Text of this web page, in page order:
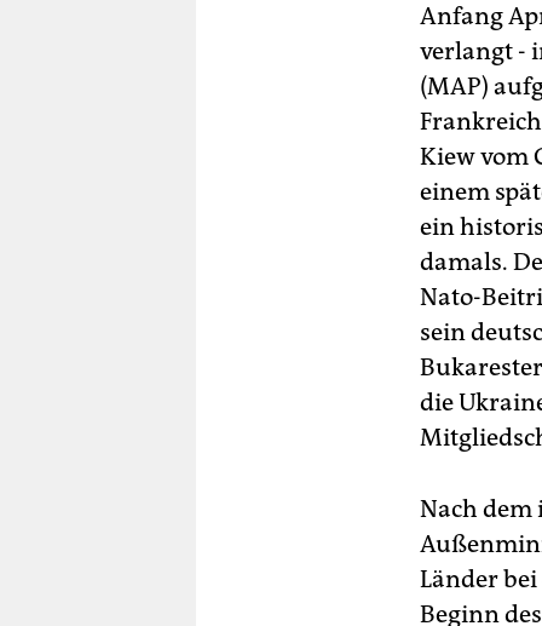
Anfang
verlangt -
(MAP)
Kiew vom
einem
ein
damals.
Nato-
sein
die
Nach dem
Länder
Beginn